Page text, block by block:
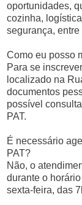
oportunidades,
cozinha,
segurança, entre
Como eu posso
Para se
localizado na
documentos
possível
PAT.
É necessário
PAT?
Não, o
durante o
sexta-feira, das